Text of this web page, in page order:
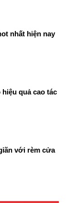
nhất hiện nay
quả cao tác
với rèm cửa